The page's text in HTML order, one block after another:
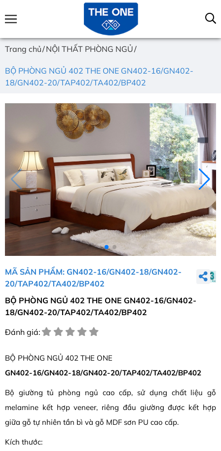
Trang chủ NỘI THẤT PHÒNG NGỦ
BỘ PHÒNG NGỦ 402 THE ONE GN402-16/GN402-
18/GN402-20/TAP402/TA402/BP402
MÃ SẢN PHẨM: GN402-16/GN402-18/GN402-
20/TAP402/TA402/BP402
BỘ PHÒNG NGỦ 402 THE ONE GN402-16/GN402-
18/GN402-20/TAP402/TA402/BP402
Đánh giá:
BỘ PHÒNG NGỦ 402 THE ONE
GN402-16/GN402-18/GN402-20/TAP402/TA402/BP402
Bộ giường tủ phòng ngủ cao cấp, sử dụng chất liệu gỗ
melamine kết hợp veneer, riêng đầu giường được kết hợp
giữa gỗ tự nhiên tần bì và gỗ MDF sơn PU cao cấp.
Kích thước: